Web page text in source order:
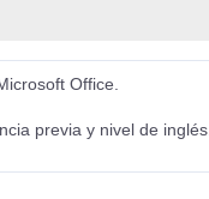
Office.
previa y nivel de inglés.